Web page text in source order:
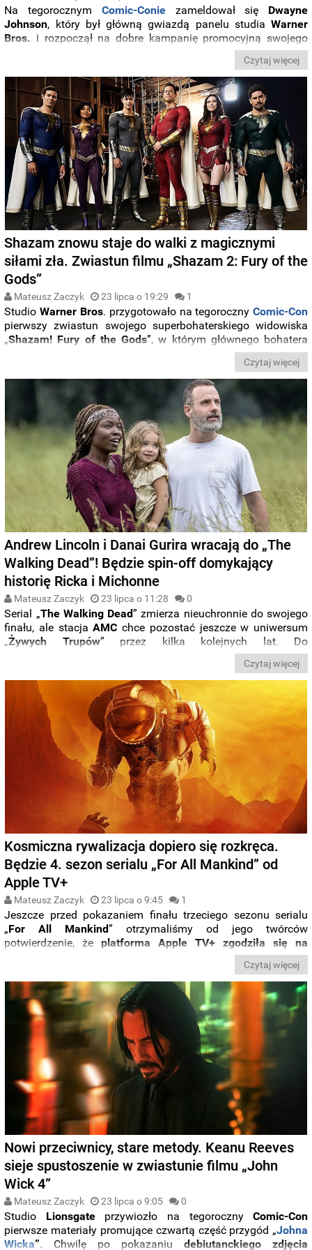
Na tegorocznym Comic-Coniezameldował się Dwayne
Johnson, który był główną gwiazdą panelu studiaWarner
Bros. i rozpoczął na dobre kampanię promocyjną swojego
”. Zobaczcienowy
zapowiadający widowisko wyczekiwane od lata
zarówno przezwidzów, jak i samegoThe Rocka. Czego
dowiedzieliśmy się na panelu?
Czytaj więcej
Shazam znowu staje do walki z magicznymi
siłami zła. Zwiastun filmu „Shazam 2: Fury of the
Gods”
Mateusz Zaczyk 23 lipca o 19:29 1
StudioWarner Bros. przygotowało na tegorocznyComic-Con
pierwszy zwiastun swojego superbohaterskiego widowiska
„Shazam! Fury of the Gods”, w którym głównego bohatera
. Zobaczcie, jakShazam
poradzą sobie w starciu z
potężnymi bogami.
Czytaj więcej
Andrew Lincoln i Danai Gurira wracają do „The
Walking Dead”! Będzie spin-off domykający
historię Ricka i Michonne
Mateusz Zaczyk 23 lipca o 11:28 0
Serial „The Walking Dead” zmierza nieuchronnie do swojego
finału, ale stacjaAMC chce pozostać jeszcze w uniwersum
„Żywych Trupów” przez kilka kolejnych lat. Do
dołączył właśnie ten, na który
. Powrót do świata „The
Walking Dead” zapowiedzieli naComic-Coniezarówno
Andrew
Lincoln, jak iDanai Gurira. To oznacza, że widzowie
będą mogli poznać
zakończenie ich wspólnej historii
Czytaj więcej
Kosmiczna rywalizacja dopiero się rozkręca.
Będzie 4. sezon serialu „For All Mankind” od
Apple TV+
Mateusz Zaczyk 23 lipca o 9:45 1
Jeszcze przed pokazaniem finału trzeciego sezonu serialu
„For All Mankind” otrzymaliśmy od jego twórców
potwierdzenie, żeplatforma Apple TV+ zgodziła się na
. Rąbka tajemnicy na temat tego,jak
uchylono podczas panelu na
Comic-Conie.
Czytaj więcej
Nowi przeciwnicy, stare metody. Keanu Reeves
sieje spustoszenie w zwiastunie filmu „John
Wick 4”
Mateusz Zaczyk 23 lipca o 9:05 0
Studio Lionsgateprzywiozło na tegorocznyComic-Con
pierwsze materiały promujące czwartą część przygód „Johna
Wicka”. Chwilę po pokazaniudebiutanckiego zdjęcia